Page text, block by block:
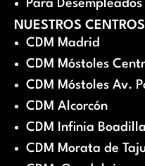
Para Desempleados
NUESTROS CENTROS
CDM Madrid
CDM Móstoles
CDM Móstoles Av.
CDM Alcorcón
CDM Infinia Boadilla
CDM Morata de